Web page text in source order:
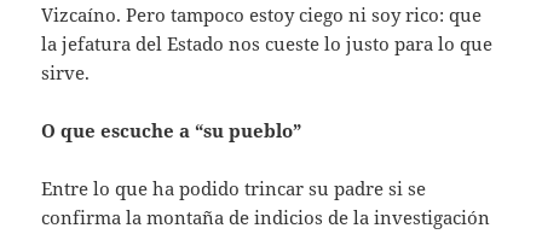
Vizcaíno. Pero tampoco estoy ciego ni soy rico: que
la jefatura del Estado nos cueste lo justo para lo que
sirve.
O que escuche a “su pueblo”
Entre lo que ha podido trincar su padre si se
confirma la montaña de indicios de la investigación